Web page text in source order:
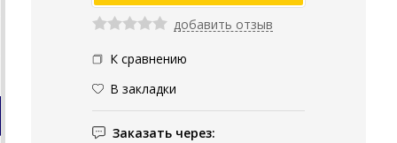
добавить отзыв
К сравнению
В закладки
Заказать через: